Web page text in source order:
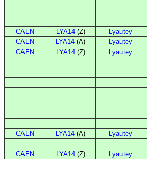
CAEN LYA14(Z) Lyautey
CAEN
LYA14 (A) Lyautey
CAEN
LYA14(Z) Lyautey
CAEN LYA14 (A) Lyautey
CAEN
LYA14(Z) Lyautey